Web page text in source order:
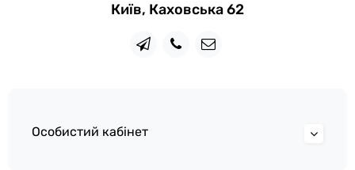
Київ, Каховська 62
Особистий кабінет